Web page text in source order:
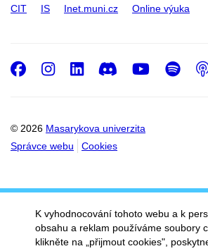
CIT IS Inet.muni.cz Online výuka
© 2026 Masarykova univerzita
Správce webu
Cookies
Facebook
Instagram
LinkedIn
Discord
K vyhodnocování tohoto webu a k
obsahu a reklam používáme soubory
klikněte na „přijmout cookies",